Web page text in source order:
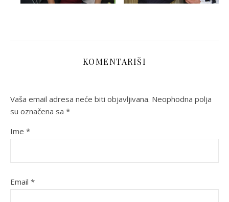
KOMENTARIŠI
Vaša email adresa neće biti objavljivana. Neophodna polja
su označena sa *
Ime *
Email *